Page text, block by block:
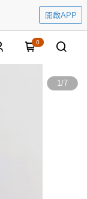
開啟APP
0
1/7